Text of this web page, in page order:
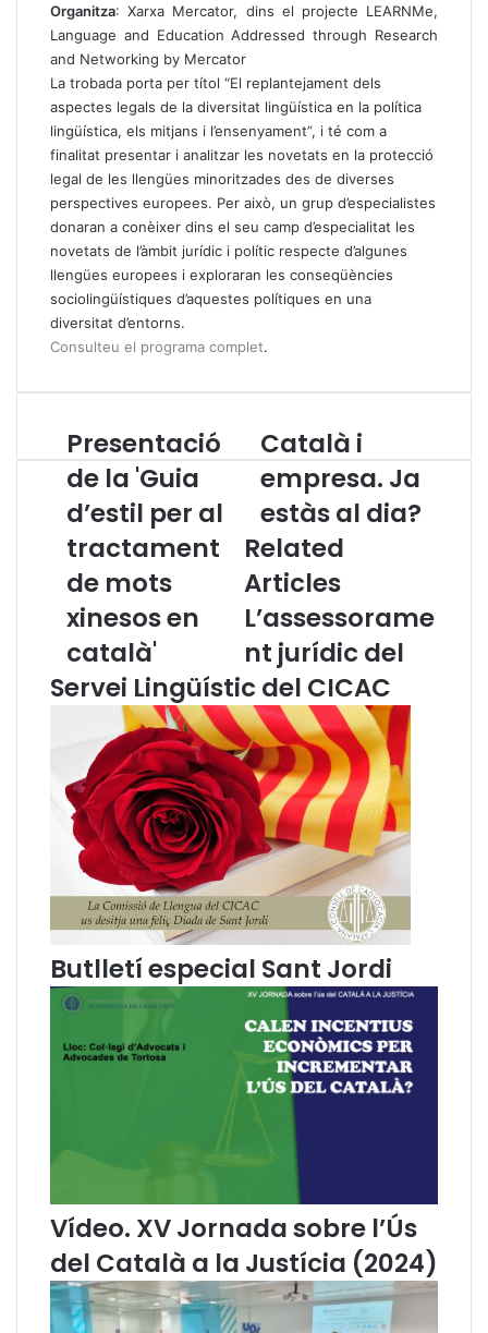
Organitza: Xarxa Mercator, dins el projecte LEARNMe,
Language and Education Addressed through Research
and Networking by Mercator
La trobada porta per títol “El replantejament dels
aspectes legals de la diversitat lingüística en la política
lingüística, els mitjans i l’ensenyament”, i té com a
finalitat presentar i analitzar les novetats en la protecció
legal de les llengües minoritzades des de diverses
perspectives europees. Per això, un grup d’especialistes
donaran a conèixer dins el seu camp d’especialitat les
novetats de l’àmbit jurídic i polític respecte d’algunes
llengües europees i exploraran les conseqüències
sociolingüístiques d’aquestes polítiques en una
diversitat d’entorns.
Consulteu el programa complet.
P
r
e
s
n
t
a
c
ó
d
'
G
u
d
s
t
i
p
l
a
c
t
a
m
Presentació
de la 'Guia
d’estil per al
tractament
de mots
xinesos en
català'
C
a
t
a
à
e
m
p
r
e
s
a
.
J
a
e
s
à
s
l
d
a
?
Català i
empresa. Ja
estàs al dia?
Related
Articles
L’assessorame
nt jurídic del
Servei Lingüístic del CICAC
Butlletí especial Sant Jordi
Vídeo. XV Jornada sobre l’Ús
del Català a la Justícia (2024)